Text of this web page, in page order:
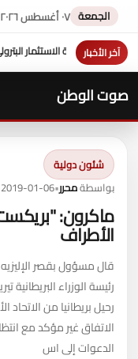
الجمعة ٠٧ أغسطس ٢٠٢٦
آخر الأخبار
محافظ سوهاج: موافقة الرئيس السيسي على منحة 10
صوت الوطن
شئون دولية
بواسطةمحرر•
2019-01-06 13:41
ماكرون:
الأطراف
قال مسؤول بقصر
رئيسة الوزراء البريطانية
رحيل بريطانيا من
الاتفاق غير مؤكد مع
الدعوات إلى اس